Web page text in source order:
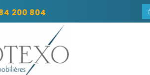
200 804